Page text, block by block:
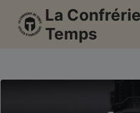
contenu
La
Temps